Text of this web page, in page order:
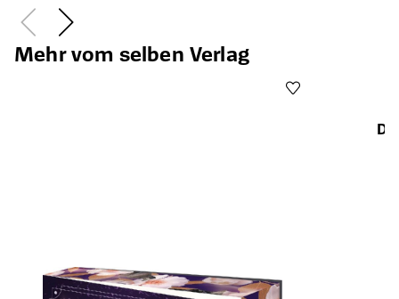
Mehr vom selben Verlag